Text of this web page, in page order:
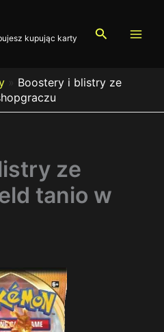
kupując karty
Szukaj
Boostery i blistry ze
ze
tanio w